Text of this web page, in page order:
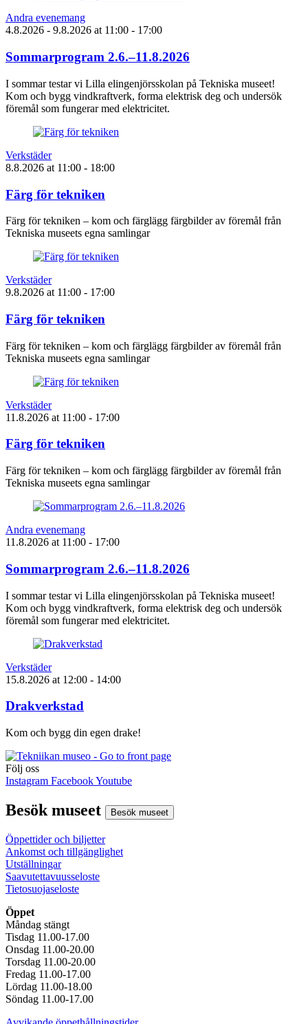
Andra evenemang
4.8.2026 - 9.8.2026 at 11:00 - 17:00
Sommarprogram 2.6.–11.8.2026
I sommar testar vi Lilla elingenjörsskolan på Tekniska museet!
Kom och bygg vindkraftverk, forma elektrisk deg och undersök
föremål som fungerar med elektricitet.
Verkstäder
8.8.2026 at 11:00 - 18:00
Färg för tekniken
Färg för tekniken – kom och färglägg färgbilder av föremål från
Tekniska museets egna samlingar
Verkstäder
9.8.2026 at 11:00 - 17:00
Färg för tekniken
Färg för tekniken – kom och färglägg färgbilder av föremål från
Tekniska museets egna samlingar
Verkstäder
11.8.2026 at 11:00 - 17:00
Färg för tekniken
Färg för tekniken – kom och färglägg färgbilder av föremål från
Tekniska museets egna samlingar
Andra evenemang
11.8.2026 at 11:00 - 17:00
Sommarprogram 2.6.–11.8.2026
I sommar testar vi Lilla elingenjörsskolan på Tekniska museet!
Kom och bygg vindkraftverk, forma elektrisk deg och undersök
föremål som fungerar med elektricitet.
Verkstäder
15.8.2026 at 12:00 - 14:00
Drakverkstad
Kom och bygg din egen drake!
Följ oss
Instagram FacebookYoutube
Besök museet Besök museet
Öppettider och biljetter
Ankomst och tillgänglighet
Utställningar
Saavutettavuusseloste
Tietosuojaseloste
Öppet
Måndag stängt
Tisdag 11.00-17.00
Onsdag 11.00-20.00
Torsdag 11.00-20.00
Fredag 11.00-17.00
Lördag 11.00-18.00
Söndag 11.00-17.00